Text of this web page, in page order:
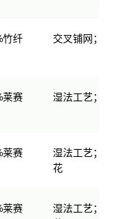
竹纤
交叉铺网；
莱赛
湿法工艺；
莱赛
湿法工艺；
花
莱赛
湿法工艺；